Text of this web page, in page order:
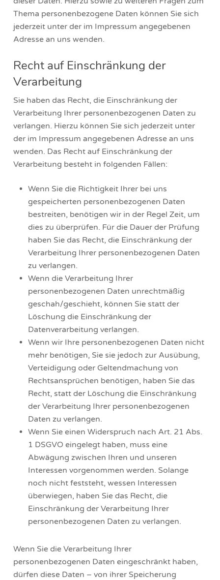
Thema personenbezogene Daten können Sie sich
jederzeit unter der im Impressum angegebenen
Adresse an uns wenden.
Recht auf Einschränkung der
Verarbeitung
Sie haben das Recht, die Einschränkung der
Verarbeitung Ihrer personenbezogenen Daten zu
verlangen. Hierzu können Sie sich jederzeit unter
der im Impressum angegebenen Adresse an uns
wenden. Das Recht auf Einschränkung der
Verarbeitung besteht in folgenden Fällen:
Wenn Sie die Richtigkeit Ihrer bei uns
gespeicherten personenbezogenen Daten
bestreiten, benötigen wir in der Regel Zeit, um
dies zu überprüfen. Für die Dauer der Prüfung
haben Sie das Recht, die Einschränkung der
Verarbeitung Ihrer personenbezogenen Daten
zu verlangen.
Wenn die Verarbeitung Ihrer
personenbezogenen Daten unrechtmäßig
geschah/geschieht, können Sie statt der
Löschung die Einschränkung der
Datenverarbeitung verlangen.
Wenn wir Ihre personenbezogenen Daten nicht
mehr benötigen, Sie sie jedoch zur Ausübung,
Verteidigung oder Geltendmachung von
Rechtsansprüchen benötigen, haben Sie das
Recht, statt der Löschung die Einschränkung
der Verarbeitung Ihrer personenbezogenen
Daten zu verlangen.
Wenn Sie einen Widerspruch nach Art. 21 Abs.
1 DSGVO eingelegt haben, muss eine
Abwägung zwischen Ihren und unseren
Interessen vorgenommen werden. Solange
noch nicht feststeht, wessen Interessen
überwiegen, haben Sie das Recht, die
Einschränkung der Verarbeitung Ihrer
personenbezogenen Daten zu verlangen.
Wenn Sie die Verarbeitung Ihrer
personenbezogenen Daten eingeschränkt haben,
dürfen diese Daten – von ihrer Speicherung